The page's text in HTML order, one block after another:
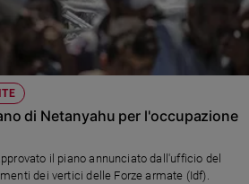
di Netanyahu per l'occupazione
il piano annunciato dall'ufficio del
dei vertici delle Forze armate (Idf).